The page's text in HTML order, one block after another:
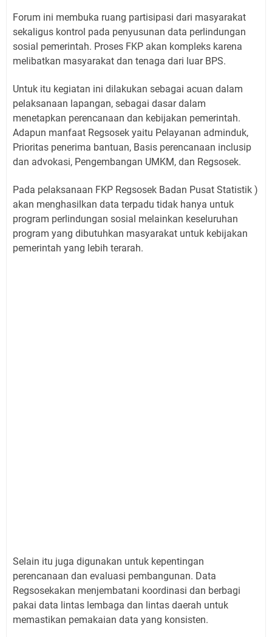
Forum ini membuka ruang partisipasi dari masyarakat
sekaligus kontrol pada penyusunan data perlindungan
sosial pemerintah. Proses FKP akan kompleks karena
melibatkan masyarakat dan tenaga dari luar BPS.
Untuk itu kegiatan ini dilakukan sebagai acuan dalam
pelaksanaan lapangan, sebagai dasar dalam
menetapkan perencanaan dan kebijakan pemerintah.
Adapun manfaat Regsosek yaitu Pelayanan adminduk,
Prioritas penerima bantuan, Basis perencanaan inclusip
dan advokasi, Pengembangan UMKM, dan Regsosek.
Pada pelaksanaan FKP Regsosek Badan Pusat Statistik )
akan menghasilkan data terpadu tidak hanya untuk
program perlindungan sosial melainkan keseluruhan
program yang dibutuhkan masyarakat untuk kebijakan
pemerintah yang lebih terarah.
Selain itu juga digunakan untuk kepentingan
perencanaan dan evaluasi pembangunan. Data
Regsosekakan menjembatani koordinasi dan berbagi
pakai data lintas lembaga dan lintas daerah untuk
memastikan pemakaian data yang konsisten.